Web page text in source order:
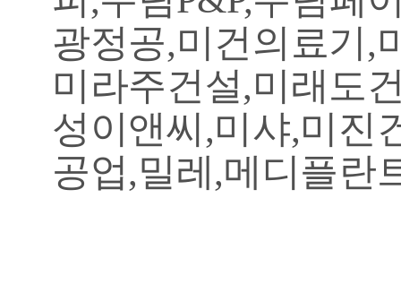
광정공,미건의료기,
미라주건설,미래도
성이앤씨,미샤,미진
공업,밀레,메디플란